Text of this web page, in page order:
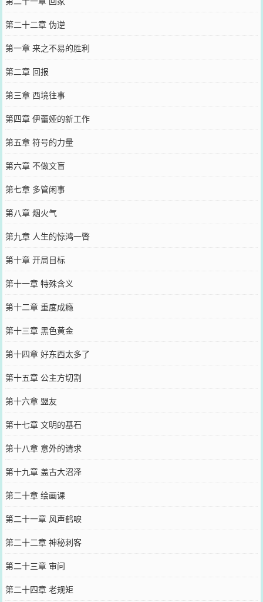
第二十二章 伪逆
第一章 来之不易的胜利
第二章 回报
第三章 西境往事
第四章 伊蕾娅的新工作
第五章 符号的力量
第六章 不做文盲
第七章 多管闲事
第八章 烟火气
第九章 人生的惊鸿一瞥
第十章 开局目标
第十一章 特殊含义
第十二章 重度成瘾
第十三章 黑色黄金
第十四章 好东西太多了
第十五章 公主方切割
第十六章 盟友
第十七章 文明的基石
第十八章 意外的请求
第十九章 盖古大沼泽
第二十章 绘画课
第二十一章 风声鹤唳
第二十二章 神秘刺客
第二十三章 审问
第二十四章 老规矩